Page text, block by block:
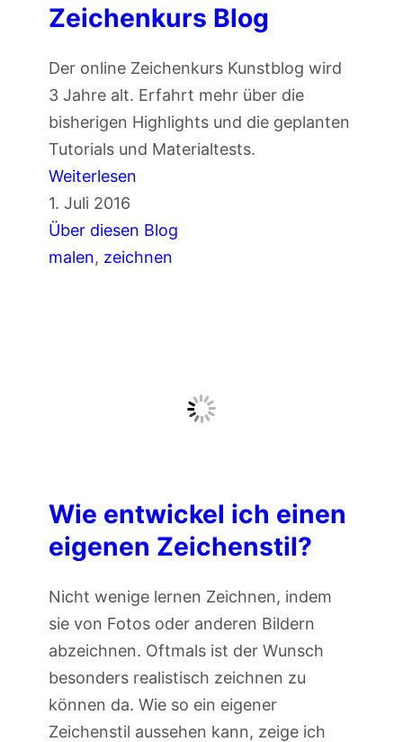
t
o
y
c
o
m
u
n
A
l
a
f
!
Zeichenkurs Blog
Der online Zeichenkurs Kunstblog wird
3 Jahre alt. Erfahrt mehr über die
bisherigen Highlights und die geplanten
Tutorials und Materialtests.
Weiterlesen
J
a
-
Z
i
c
h
e
n
1. Juli 2016
Über diesen Blog
malen, zeichnen
Wie entwickel ich einen
eigenen Zeichenstil?
Nicht wenige lernen Zeichnen, indem
sie von Fotos oder anderen Bildern
abzeichnen. Oftmals ist der Wunsch
besonders realistisch zeichnen zu
können da. Wie so ein eigener
Zeichenstil aussehen kann, zeige ich